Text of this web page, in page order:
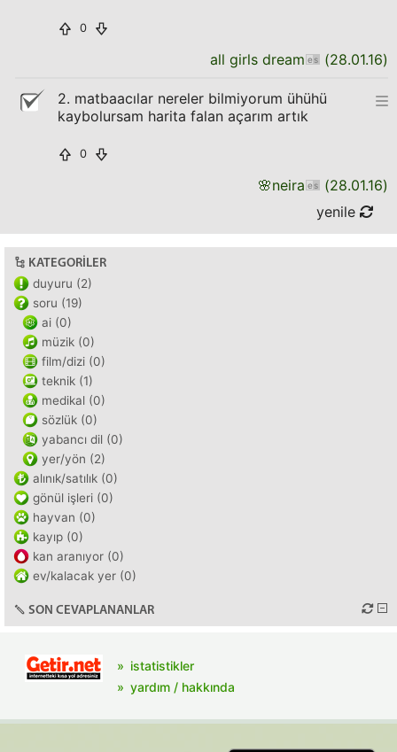
0
all girls dream (28.01.16)
2. matbaacılar nereler bilmiyorum ühühü
kaybolursam harita falan açarım artık
0
🌸neira (28.01.16)
yenile
KATEGORILER
duyuru (2)
soru (19)
ai (0)
müzik (0)
film/dizi (0)
teknik (1)
medikal (0)
sözlük (0)
yabancı dil (0)
yer/yön (2)
alınık/satılık (0)
gönül işleri (0)
hayvan (0)
kayıp (0)
kan aranıyor (0)
ev/kalacak yer (0)
SON CEVAPLANANLAR
istatistikler
yardım / hakkında